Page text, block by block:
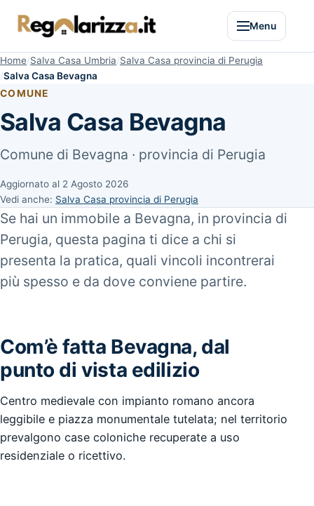
Menu
Home Salva Casa Umbria Salva Casa provincia di Perugia
Salva Casa Bevagna
COMUNE
Salva Casa Bevagna
Comune di Bevagna · provincia di Perugia
Aggiornato al 2 Agosto 2026
Vedi anche: Salva Casa provincia di Perugia
Se hai un immobile a Bevagna, in provincia di
Perugia, questa pagina ti dice a chi si
presenta la pratica, quali vincoli incontrerai
più spesso e da dove conviene partire.
Com’è fatta Bevagna, dal
punto di vista edilizio
Centro medievale con impianto romano ancora
leggibile e piazza monumentale tutelata; nel territorio
prevalgono case coloniche recuperate a uso
residenziale o ricettivo.